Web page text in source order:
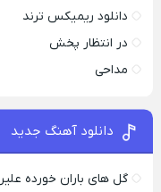
دانلود ریمیکس ترند
در انتظار پخش
مداحی
دانلود آهنگ جدید
گل های باران خورده